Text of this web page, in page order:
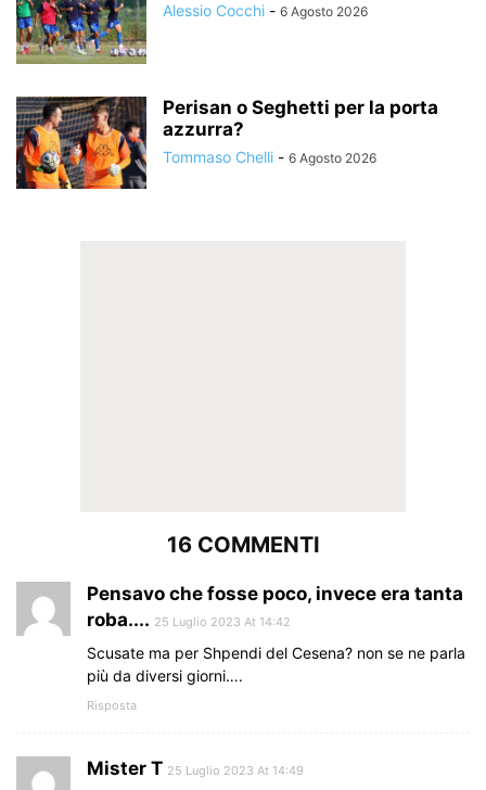
Alessio Cocchi - 6 Agosto 2026
Perisan o Seghetti per la porta
azzurra?
Tommaso Chelli - 6 Agosto 2026
16 COMMENTI
Pensavo che fosse poco, invece era tanta
roba.... 25 Luglio 2023 At 14:42
Scusate ma per Shpendi del Cesena? non se ne parla
più da diversi giorni….
Risposta
Mister T 25 Luglio 2023 At 14:49